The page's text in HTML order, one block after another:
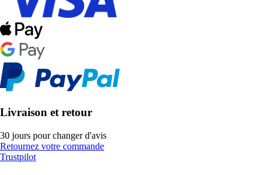
Livraison et retour
30 jours pour changer d'avis
Retournez votre commande
Trustpilot